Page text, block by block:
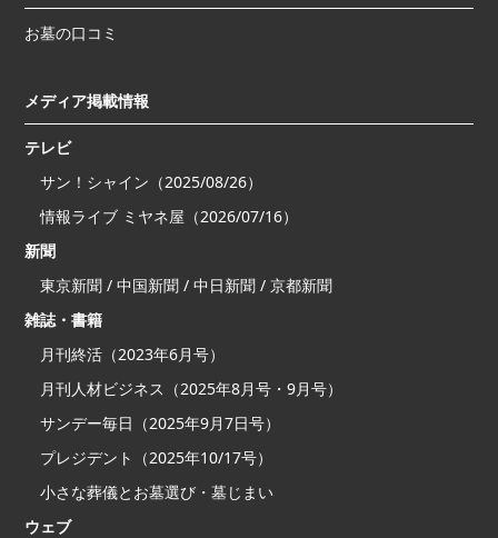
お墓の口コミ
メディア掲載情報
テレビ
サン！シャイン（2025/08/26）
情報ライブ ミヤネ屋（2026/07/16）
新聞
東京新聞 / 中国新聞 / 中日新聞 / 京都新聞
雑誌・書籍
月刊終活（2023年6月号）
月刊人材ビジネス（2025年8月号・9月号）
サンデー毎日（2025年9月7日号）
プレジデント（2025年10/17号）
小さな葬儀とお墓選び・墓じまい
ウェブ